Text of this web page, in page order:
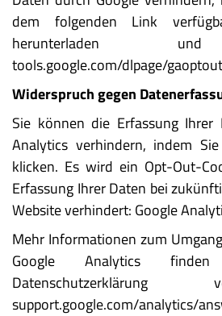
dem folgenden Link
herunterladen
tools.google.com/dlpage/
Widerspruch gegen
Sie können die Erfassung Ihrer
Analytics verhindern, indem
klicken. Es wird ein Opt-Out-
Erfassung Ihrer Daten bei
Website verhindert: Google
Mehr Informationen zum
Google Analytics
support.google.com/analytics/